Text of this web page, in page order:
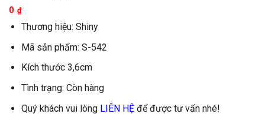
0 ₫
Thương hiệu: Shiny
Mã sản phẩm: S-542
Kích thước 3,6cm
Tình trạng: Còn hàng
Quý khách vui lòng LIÊN HỆđể được tư vấn nhé!